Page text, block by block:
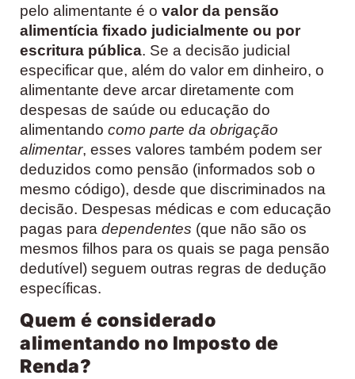
pelo alimentante é o valor da pensão
alimentícia fixado judicialmente ou por
escritura pública. Se a decisão judicial
especificar que, além do valor em dinheiro, o
alimentante deve arcar diretamente com
despesas de saúde ou educação do
alimentando como parte da obrigação
alimentar, esses valores também podem ser
deduzidos como pensão (informados sob o
mesmo código), desde que discriminados na
decisão. Despesas médicas e com educação
pagas para dependentes (que não são os
mesmos filhos para os quais se paga pensão
dedutível) seguem outras regras de dedução
específicas.
Quem é considerado
alimentando no Imposto de
Renda?